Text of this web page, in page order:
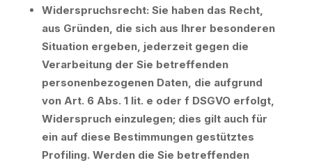
Widerspruchsrecht: Sie haben das Recht,
aus Gründen, die sich aus Ihrer besonderen
Situation ergeben, jederzeit gegen die
Verarbeitung der Sie betreffenden
personenbezogenen Daten, die aufgrund
von Art. 6 Abs. 1 lit. e oder f DSGVO erfolgt,
Widerspruch einzulegen; dies gilt auch für
ein auf diese Bestimmungen gestütztes
Profiling. Werden die Sie betreffenden